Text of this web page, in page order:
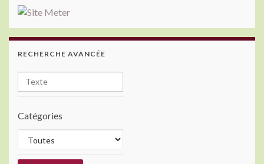
RECHERCHE AVANCÉE
Catégories